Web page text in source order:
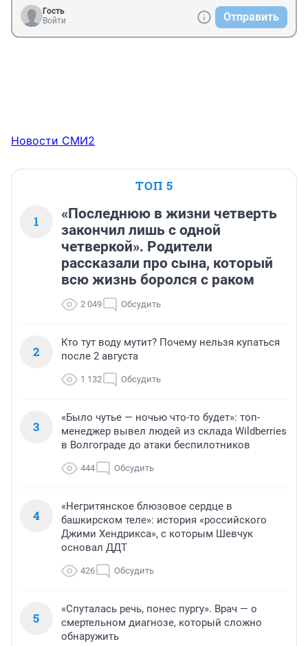
Гость
Войти
Отправить
Новости СМИ2
ТОП 5
1
«Последнюю в жизни четверть
закончил лишь с одной
четверкой». Родители
рассказали про сына, который
всю жизнь боролся с раком
2 049 Обсудить
2
Кто тут воду мутит? Почему нельзя купаться
после 2 августа
1 132 Обсудить
3
«Было чутье — ночью что-то будет»: топ-
менеджер вывел людей из склада Wildberries
в Волгограде до атаки беспилотников
444 Обсудить
4
«Негритянское блюзовое сердце в
башкирском теле»: история «российского
Джими Хендрикса», с которым Шевчук
основал ДДТ
426 Обсудить
5
«Спуталась речь, понес пургу». Врач — о
смертельном диагнозе, который сложно
обнаружить